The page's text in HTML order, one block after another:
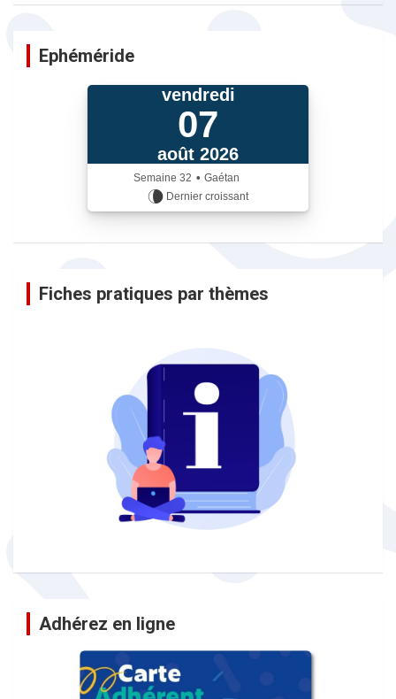
Ephéméride
iCalendrier
vendredi
07
août 2026
Semaine32 • Gaétan
Dernier croissant
Fiches pratiques par thèmes
Adhérez en ligne